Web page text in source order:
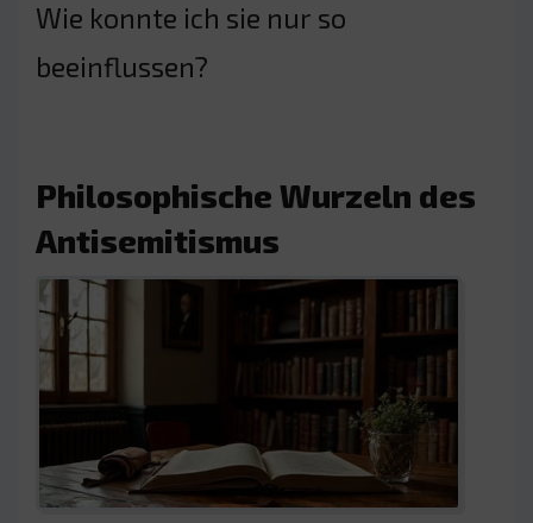
Wie konnte ich sie nur so
beeinflussen?
Philosophische Wurzeln des
Antisemitismus